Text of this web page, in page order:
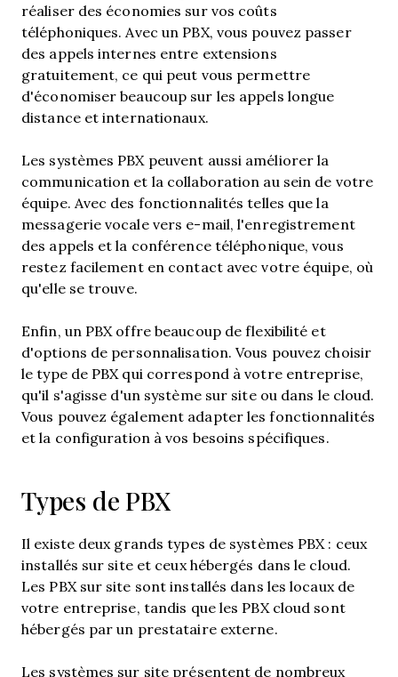
réaliser des économies sur vos coûts
téléphoniques. Avec un PBX, vous pouvez passer
des appels internes entre extensions
gratuitement, ce qui peut vous permettre
d'économiser beaucoup sur les appels longue
distance et internationaux.
Les systèmes PBX peuvent aussi améliorer la
communication et la collaboration au sein de votre
équipe. Avec des fonctionnalités telles que la
messagerie vocale vers e-mail, l'enregistrement
des appels et la conférence téléphonique, vous
restez facilement en contact avec votre équipe, où
qu'elle se trouve.
Enfin, un PBX offre beaucoup de flexibilité et
d'options de personnalisation. Vous pouvez choisir
le type de PBX qui correspond à votre entreprise,
qu'il s'agisse d'un système sur site ou dans le cloud.
Vous pouvez également adapter les fonctionnalités
et la configuration à vos besoins spécifiques.
Types de PBX
Il existe deux grands types de systèmes PBX : ceux
installés sur site et ceux hébergés dans le cloud.
Les PBX sur site sont installés dans les locaux de
votre entreprise, tandis que les PBX cloud sont
hébergés par un prestataire externe.
Les systèmes sur site présentent de nombreux